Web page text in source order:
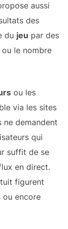
aussi
des
du jeu par des
le nombre
ou les
via les sites
demandent
qui
suffit de se
en direct.
figurent
ou encore